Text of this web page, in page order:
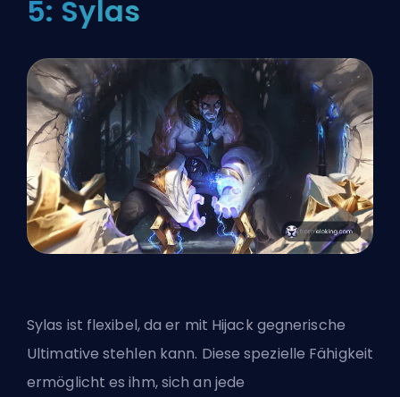
5: Sylas
Sylas ist flexibel, da er mit Hijack gegnerische
Ultimative stehlen kann. Diese spezielle Fähigkeit
ermöglicht es ihm, sich an jede